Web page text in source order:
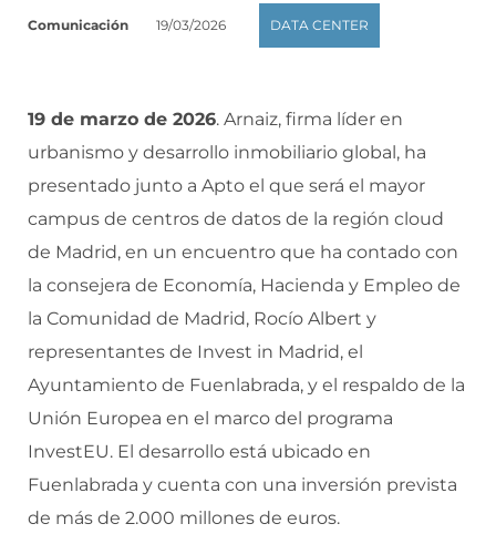
Comunicación 19/03/2026 DATA CENTER
19 de marzo de 2026. Arnaiz, firma líder en
urbanismo y desarrollo inmobiliario global, ha
presentado junto a Apto el que será el mayor
campus de centros de datos de la región cloud
de Madrid, en un encuentro que ha contado con
la consejera de Economía, Hacienda y Empleo de
la Comunidad de Madrid, Rocío Albert y
representantes de Invest in Madrid, el
Ayuntamiento de Fuenlabrada, y el respaldo de la
Unión Europea en el marco del programa
InvestEU. El desarrollo está ubicado en
Fuenlabrada y cuenta con una inversión prevista
de más de 2.000 millones de euros.